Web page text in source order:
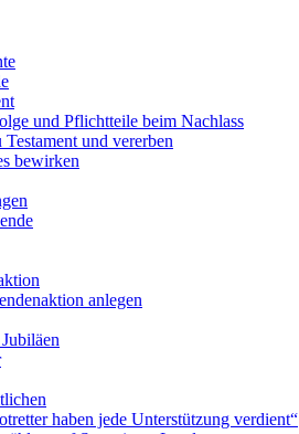
und Pflichtteile beim Nachlass
und vererben
bewirken
anlegen
haben jede Unterstützung verdient“